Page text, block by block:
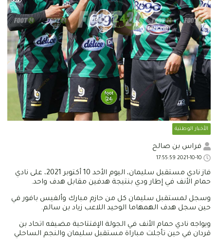
الأخبار الوطنية
فراس بن صالح
فاز نادي مستقبل سليمان، اليوم الأحد 10 أكتوبر 2021، على نادي
حمام الأنف في إطار ودي بنتيجة هدفين مقابل هدف واحد.
وسجل لمستقبل سليمان كل من حازم مبارك وألفيس بافور في
حين سجل هدف الهمهاما الوحيد اللاعب زياد بن سالم.
ويواجه نادي حمام الأنف في الجولة الإفتتاحية مضيفه اتحاد بن
قردان في حين تأجلت مباراة مستقبل سليمان والنجم الساحلي